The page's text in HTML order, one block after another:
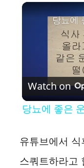
Watch on
당뇨에 좋은
유튜브에서
스쿼트하라고